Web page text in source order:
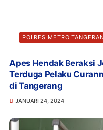
POLRES METRO
Apes Hendak Beraksi
Terduga Pelaku
di Tangerang
JANUARI 24, 2024